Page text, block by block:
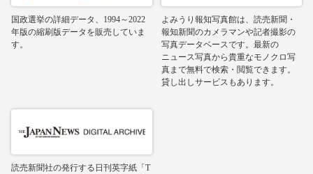
国政選挙の詳細データ、1994～2022
年版の縮刷版データを販売していま
す。
よみうり報知写真館は、読売新聞・
報知新聞のカメラマンや記者撮影の
写真データベースです。最新の
ニュース写真から貴重なモノクロ写
真まで無料で検索・閲覧できます。
貸し出しサービスもあります。
読売新聞社の発行する日刊英字紙「T